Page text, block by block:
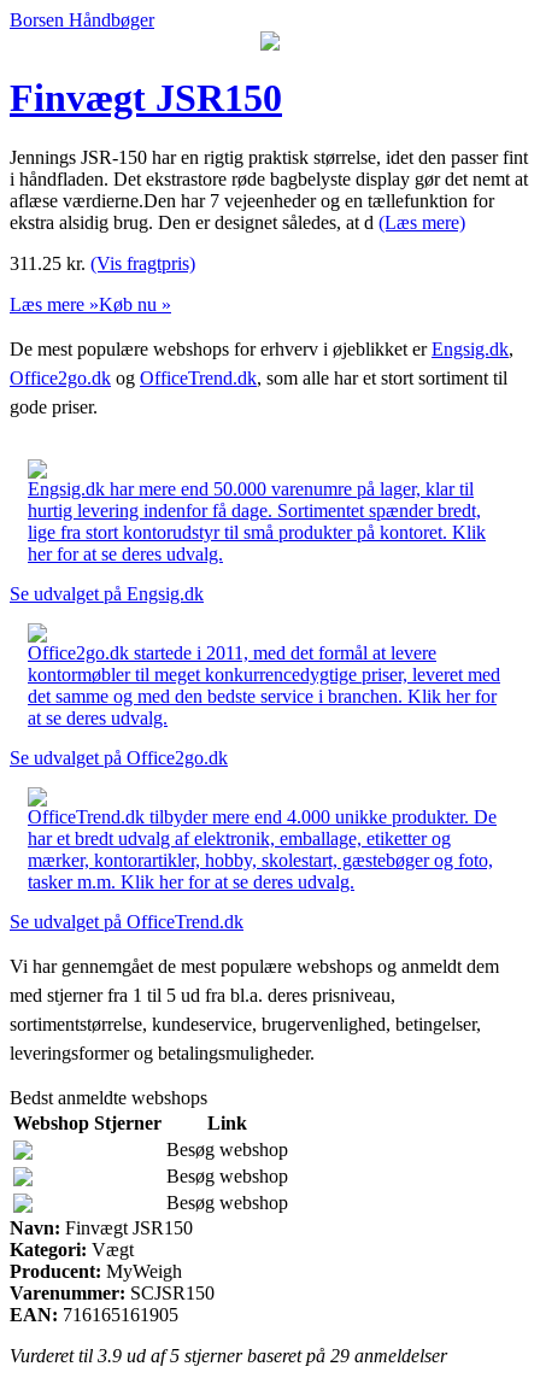
Borsen Håndbøger
Finvægt JSR150
Jennings JSR-150 har en rigtig praktisk størrelse, idet den passer fint
i håndfladen. Det ekstrastore røde bagbelyste display gør det nemt at
aflæse værdierne.Den har 7 vejeenheder og en tællefunktion for
ekstra alsidig brug. Den er designet således, at d (Læs mere)
311.25 kr. (Vis fragtpris)
Læs mere »Køb nu »
De mest populære webshops for erhverv i øjeblikket erEngsig.dk,
Office2go.dk og OfficeTrend.dk, som alle har et stort sortiment til
gode priser.
Engsig.dk har mere end 50.000 varenumre på lager, klar til
hurtig levering indenfor få dage. Sortimentet spænder bredt,
lige fra stort kontorudstyr til små produkter på kontoret. Klik
her for at se deres udvalg.
Se udvalget på Engsig.dk
Office2go.dk startede i 2011, med det formål at levere
kontormøbler til meget konkurrencedygtige priser, leveret med
det samme og med den bedste service i branchen. Klik her for
at se deres udvalg.
Se udvalget på Office2go.dk
OfficeTrend.dk tilbyder mere end 4.000 unikke produkter. De
har et bredt udvalg af elektronik, emballage, etiketter og
mærker, kontorartikler, hobby, skolestart, gæstebøger og foto,
tasker m.m. Klik her for at se deres udvalg.
Se udvalget på OfficeTrend.dk
Vi har gennemgået de mest populære webshops og anmeldt dem
med stjerner fra 1 til 5 ud fra bl.a. deres prisniveau,
sortimentstørrelse, kundeservice, brugervenlighed, betingelser,
leveringsformer og betalingsmuligheder.
Bedst anmeldte webshops
Webshop Stjerner
Link
Besøg webshop
Besøg webshop
Besøg webshop
Navn: Finvægt JSR150
Kategori: Vægt
Producent: MyWeigh
Varenummer: SCJSR150
EAN: 716165161905
Vurderet til 3.9 ud af 5 stjerner baseret på 29 anmeldelser